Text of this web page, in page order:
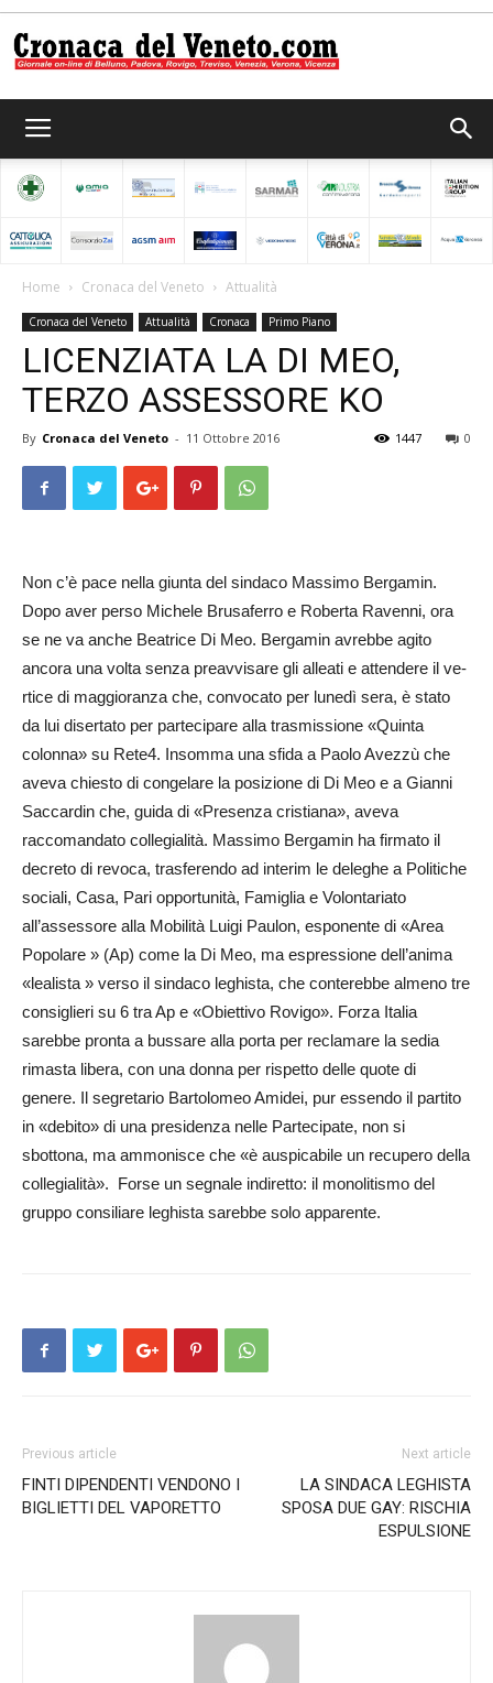
del
Veneto
Home Cronaca del Veneto Attualità
Cronaca del Veneto Attualità Cronaca Primo Piano
LICENZIATA LA DI MEO,
TERZO ASSESSORE KO
By Cronaca del Veneto - 11 Ottobre 2016 0
1447
Non c’è pace nella giunta del sindaco Massimo Bergamin.
Dopo aver perso Michele Br­usaferro e Roberta Ravenni, ora
se ne va anche Beatrice Di Meo. Bergamin avrebbe agito
ancora una volta senza preavvisare gli alleati e attendere il ve­
rtice di maggioranza che, convocato per lunedì sera, è st­ato
da lui disertato per partecipare alla trasmissione «Quinta
colonna» su Rete4. Insomma una sfida a Paolo Avezzù che
aveva chiesto di congelare la posizione di Di Meo e a Gianni
Saccardin che, guida di «Pr­esenza cristiana», aveva
raccomandato collegialità. Ma­ssimo Bergamin ha firmato il
decreto di revoca, trasferendo ad interim le deleghe a Po­litiche
sociali, Casa, Pari opportunità, Famiglia e Volontariato
all’assessore alla Mobilità Luigi Pa­ulon, esponente di «Area
Popolare » (Ap) come la Di Meo, ma espressione dell’anima
«lealista » verso il sindaco leghista, che conterebbe almeno tre
consiglieri su 6 tra Ap e «Obiettivo Rovigo». Forza Italia
sarebbe pronta a bussare alla porta per reclamare la sedia
rimasta libera, con una donna per rispetto delle quote di
genere. Il segretario Bartolomeo Am­idei, pur essendo il partito
in «de­bito» di una presidenza nelle Partecipate, non si
sbottona, ma ammonisce che «è auspicabile un recupero della
collegialità». Forse un segnale indiretto: il monolitismo del
gruppo consiliare leghista sar­ebbe solo apparente.
Previous article
FINTI DIPENDENTI VENDONO I
BIGLIETTI DEL VAPORETTO
Next article
LA SINDACA LEGHISTA
SPOSA DUE GAY: RISCHIA
ESPULSIONE